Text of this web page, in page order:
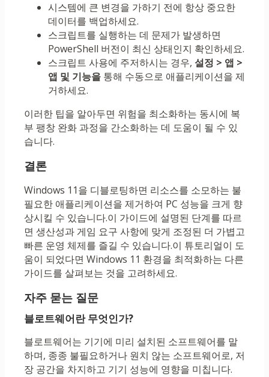
시스템에 큰 변경을 가하기 전에 항상 중요한
데이터를 백업하세요.
스크립트를 실행하는 데 문제가 발생하면
PowerShell 버전이 최신 상태인지 확인하세요.
스크립트 사용에 주저하시는 경우, 설정 > 앱 >
앱 및 기능을 통해 수동으로 애플리케이션을 제
거하세요.
이러한 팁을 알아두면 위험을 최소화하는 동시에 복
부 팽창 완화 과정을 간소화하는 데 도움이 될 수 있
습니다.
결론
Windows 11을 디블로팅하면 리소스를 소모하는 불
필요한 애플리케이션을 제거하여 PC 성능을 크게 향
상시킬 수 있습니다.이 가이드에 설명된 단계를 따르
면 생산성과 게임 요구 사항에 맞게 조정된 더 가볍고
빠른 운영 체제를 즐길 수 있습니다.이 튜토리얼이 도
움이 되었다면 Windows 11 환경을 최적화하는 다른
가이드를 살펴보는 것을 고려하세요.
자주 묻는 질문
블로트웨어란 무엇인가?
블로트웨어는 기기에 미리 설치된 소프트웨어를 말
하며, 종종 불필요하거나 원치 않는 소프트웨어로, 저
장 공간을 차지하고 기기 성능에 영향을 미칩니다.